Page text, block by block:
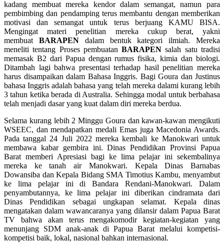
kadang membuat mereka kendor dalam semangat, namun para
pembimbing dan pendamping terus membantu dengan memberikan
motivasi dan semangat untuk terus berjuang KAMU BISA.
Mengingat materi penelitian mereka cukup berat, yakni
membuat BARAPEN dalam bentuk kategori ilmiah. Mereka
meneliti tentang Proses pembuatanBARAPENsalah satu tradisi
memasak B2 dari Papua dengan rumus fisika, kimia dan biologi.
Ditambah lagi bahwa presentasi terhadap hasil penelitian mereka
harus disampaikan dalam Bahasa Inggris. Bagi Goura dan Justinus
bahasa Inggris adalah bahasa yang telah mereka dalami kurang lebih
3 tahun ketika berada di Australia. Sehingga modal untuk berbahasa
telah menjadi dasar yang kuat dalam diri mereka berdua.
Selama kurang lebih 2 Minggu Goura dan kawan-kawan mengikuti
WSEEC, dan mendapatkan medali Emas juga Macedonia Awards.
Pada tanggal 24 Juli 2022 mereka kembali ke Manokwari untuk
membawa kabar gembira ini. Dinas Pendidikan Provinsi Papua
Barat memberi Apresiasi bagi ke lima pelajar ini sekembalinya
mereka ke tanah air Manokwari. Kepala Dinas Barnabas
Dowansiba dan Kepala Bidang SMA Timotius Kambu, menyambut
ke lima pelajar ini di Bandara Rendani-Manokwari. Dalam
penyambutannya, ke lima pelajar ini diberikan cindramata dari
Dinas Pendidikan sebagai ungkapan selamat. Kepala dinas
mengatakan dalam wawancaranya yang dilansir dalam Papua Barat
TV bahwa akan terus mengakomodir kegiatan-kegiatan yang
menunjang SDM anak-anak di Papua Barat melalui kompetisi-
kompetisi baik, lokal, nasional bahkan internasional.